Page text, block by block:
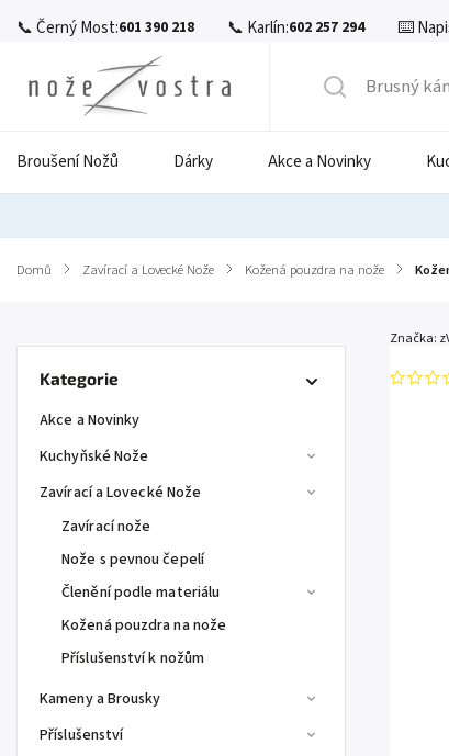
📞 Černý Most:601 390 218 📞 Karlín:602 257 294 ⌨️
Broušení Nožů Dárky Akce a Novinky
Domů / Zavírací a Lovecké Nože / Kožená pouzdra na nože /
Kategorie
Akce a Novinky
Kuchyňské Nože
Zavírací a Lovecké Nože
Zavírací nože
Nože s pevnou čepelí
Členění podle materiálu
Kožená pouzdra na nože
Příslušenství k nožům
Kameny a Brousky
Příslušenství
Značka: